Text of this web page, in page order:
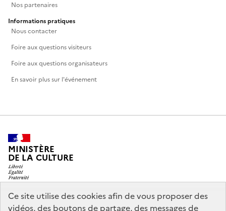
Ce site utilise des cookies afin de vous proposer des
vidéos, des boutons de partage, des messages de
Nos partenaires
Informations pratiques
Nous contacter
Foire aux questions visiteurs
Foire aux questions organisateurs
En savoir plus sur l'événement
MINISTÈRE
DE LA CULTURE